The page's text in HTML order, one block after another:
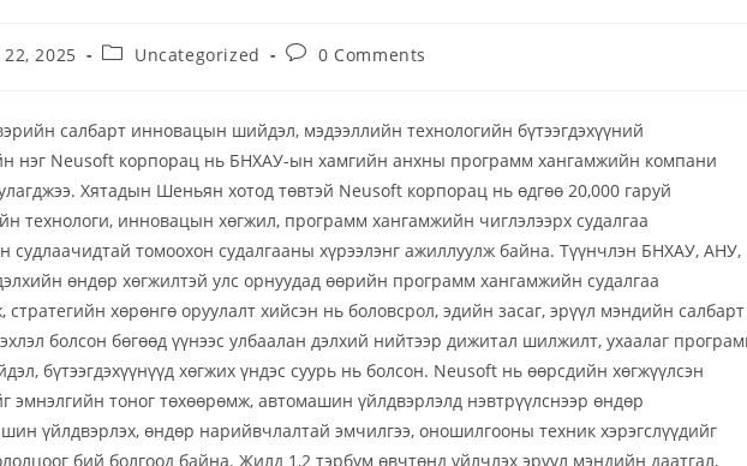
2025 Uncategorized 0 Comments
салбарт инновацын шийдэл, мэдээллийн технологийн бүтээгдэхүүний
нэг Neusoft корпорац нь БНХАУ-ын хамгийн анхны программ хангамжийн компани
Хятадын Шеньян хотод төвтэй Neusoft корпорац нь өдгөө 20,000 гаруй
технологи, инновацын хөгжил, программ хангамжийн чиглэлээрх судалгаа
судлаачидтай томоохон судалгааны хүрээлэнг ажиллуулж байна. Түүнчлэн БНХАУ, АНУ,
өндөр хөгжилтэй улс орнуудад өөрийн программ хангамжийн судалгаа
хөрөнгө оруулалт хийсэн нь боловсрол, эдийн засаг, эрүүл мэндийн салбарт
болсон бөгөөд үүнээс улбаалан дэлхий нийтээр дижитал шилжилт, ухаалаг
бүтээгдэхүүнүүд хөгжих үндэс суурь нь болсон. Neusoft нь өөрсдийн хөгжүүлсэн
эмнэлгийн тоног төхөөрөмж, автомашин үйлдвэрлэлд нэвтрүүлснээр өндөр
үйлдвэрлэх, өндөр нарийвчлалтай эмчилгээ, оношилгооны техник хэрэгслүүдийг
бий болгоод байна. Жилд 1,2 тэрбум өвчтөнд үйлчлэх эрүүл мэндийн даатгал,